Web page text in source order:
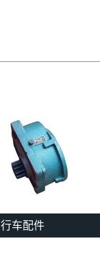
行车配件